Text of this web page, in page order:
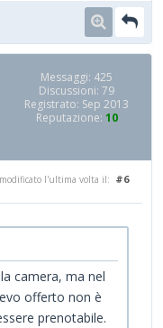
Messaggi: 425
Discussioni: 79
Registrato: Sep 2013
Reputazione: 10
#6
l'ultima volta il:
camera, ma nel
offerto non è
prenotabile.